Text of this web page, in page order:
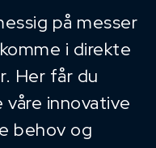
på messer
i direkte
Her får du
innovative
behov og